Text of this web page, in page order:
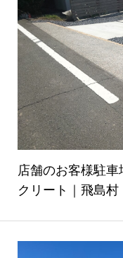
店舗のお客様駐
クリート｜飛島村